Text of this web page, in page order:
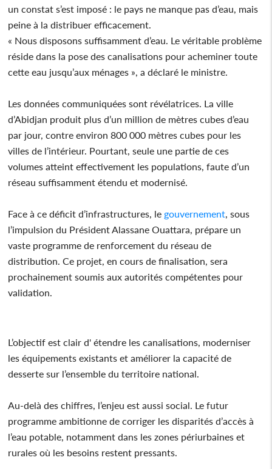
un constat s’est imposé : le pays ne manque pas d’eau, mais
peine à la distribuer efficacement.
« Nous disposons suffisamment d’eau. Le véritable problème
réside dans la pose des canalisations pour acheminer toute
cette eau jusqu’aux ménages », a déclaré le ministre.
Les données communiquées sont révélatrices. La ville
d’Abidjan produit plus d’un million de mètres cubes d’eau
par jour, contre environ 800 000 mètres cubes pour les
villes de l’intérieur. Pourtant, seule une partie de ces
volumes atteint effectivement les populations, faute d’un
réseau suffisamment étendu et modernisé.
Face à ce déficit d’infrastructures, le gouvernement , sous
l’impulsion du Président Alassane Ouattara, prépare un
vaste programme de renforcement du réseau de
distribution. Ce projet, en cours de finalisation, sera
prochainement soumis aux autorités compétentes pour
validation.
L’objectif est clair d' étendre les canalisations, moderniser
les équipements existants et améliorer la capacité de
desserte sur l’ensemble du territoire national.
Au-delà des chiffres, l’enjeu est aussi social. Le futur
programme ambitionne de corriger les disparités d’accès à
l’eau potable, notamment dans les zones périurbaines et
rurales où les besoins restent pressants.